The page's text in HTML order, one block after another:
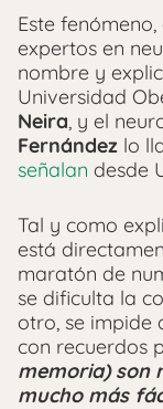
Este
expertos en
nombre y
Universidad
Neira, y el
Fernández lo
señalan desde
Tal y como
está
maratón de
se dificulta la
otro, se impide
con recuerdos
memoria) son
mucho más